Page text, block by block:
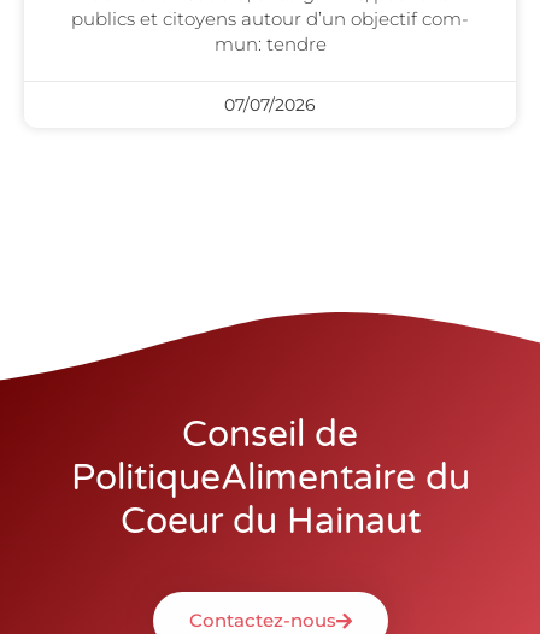
publics et citoyens autour d’un objec­tif com­
mun: tendre
07/07/2026
Conseil de
PolitiqueAlimentaire du
Coeur du Hainaut
Contactez-nous